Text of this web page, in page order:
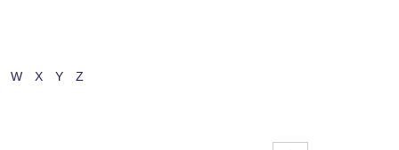
W X Y Z